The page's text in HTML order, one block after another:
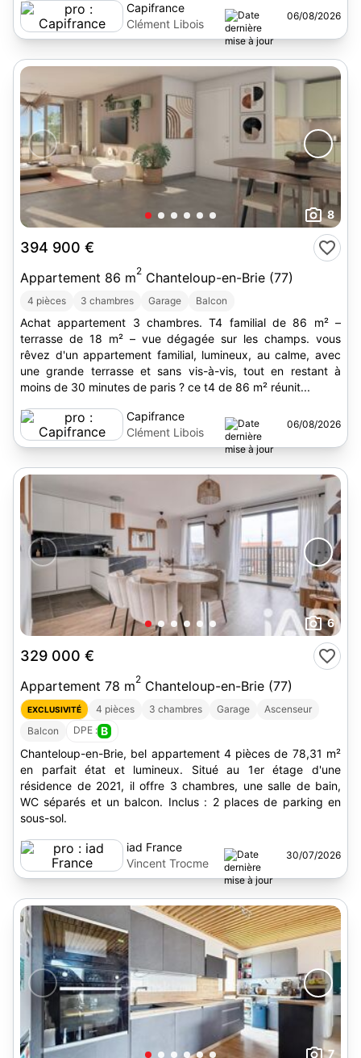
Capifrance
Clément Libois
06/08/2026
8
394 900 €
Appartement 86 m2 Chanteloup-en-Brie (77)
4 pièces 3 chambres Garage Balcon
Achat appartement 3 chambres. T4 familial de 86 m² –
terrasse de 18 m² – vue dégagée sur les champs. vous
rêvez d'un appartement familial, lumineux, au calme, avec
une grande terrasse et sans vis-à-vis, tout en restant à
moins de 30 minutes de paris ? ce t4 de 86 m² réunit...
Capifrance
Clément Libois
06/08/2026
6
329 000 €
Appartement 78 m2 Chanteloup-en-Brie (77)
EXCLUSIVITÉ 4 pièces 3 chambres Garage
Ascenseur
Balcon
DPE : B
Chanteloup-en-Brie, bel appartement 4 pièces de 78,31 m²
en parfait état et lumineux. Situé au 1er étage d'une
résidence de 2021, il offre 3 chambres, une salle de bain,
WC séparés et un balcon. Inclus : 2 places de parking en
sous-sol.
iad France
Vincent Trocme
30/07/2026
7